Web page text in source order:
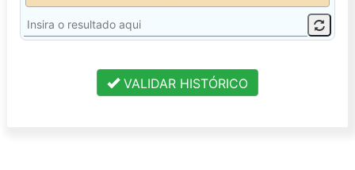
VALIDAR HISTÓRICO